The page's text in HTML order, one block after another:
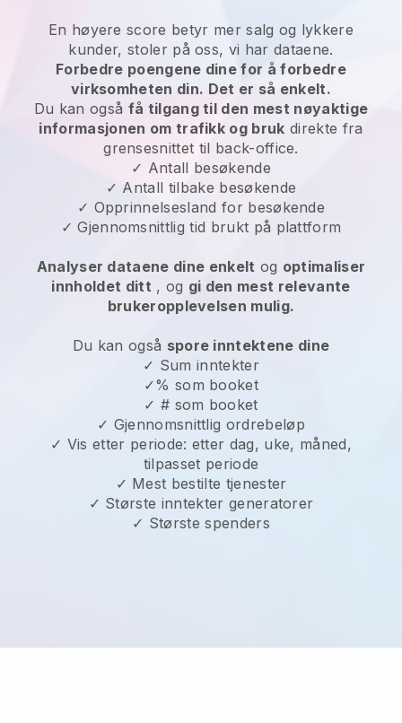
En høyere score betyr mer salg og lykkere
kunder, stoler på oss, vi har dataene.
Forbedre poengene dine for å forbedre
virksomheten din. Det er så enkelt.
Du kan også få tilgang til den mest nøyaktige
informasjonen om trafikk og bruk direkte fra
grensesnittet til back-office.
✓ Antall besøkende
✓ Antall tilbake besøkende
✓ Opprinnelsesland for besøkende
✓ Gjennomsnittlig tid brukt på plattform
Analyser dataene dine enkelt og optimaliser
innholdet ditt , og gi den mest relevante
brukeropplevelsen mulig.
Du kan også spore inntektene dine
✓ Sum inntekter
✓% som booket
✓ # som booket
✓ Gjennomsnittlig ordrebeløp
✓ Vis etter periode: etter dag, uke, måned,
tilpasset periode
✓ Mest bestilte tjenester
✓ Største inntekter generatorer
✓ Største spenders